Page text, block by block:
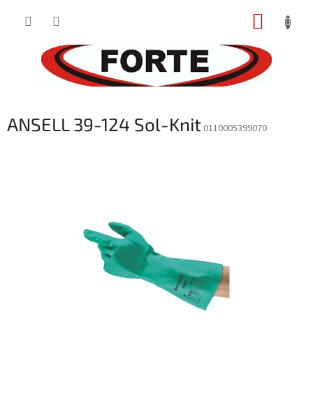
ANSELL 39-124 Sol-Knit 0110005399070